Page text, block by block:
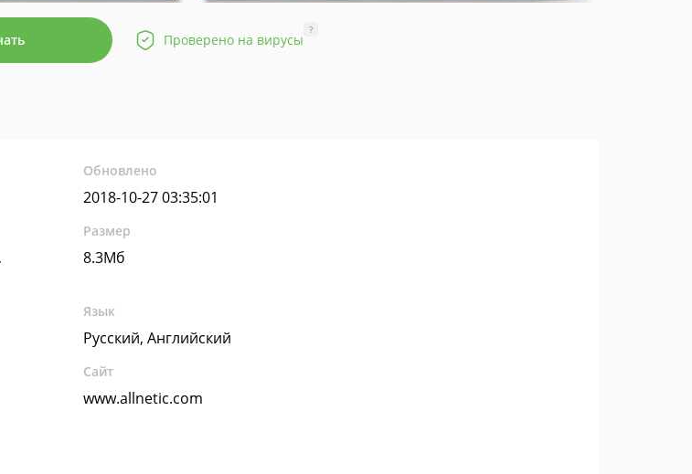
Проверено на вирусы
?
Обновлено
2018-10-27 03:35:01
Размер
8.3Мб
Язык
Русский, Английский
Сайт
www.allnetic.com